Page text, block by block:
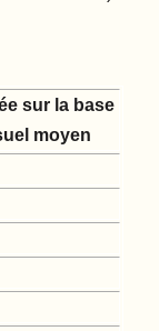
sur la base
moyen